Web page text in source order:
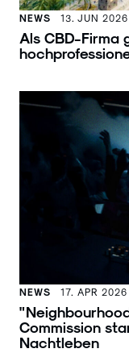
NEWS 13. JUN 2026
Als CBD-Firma
NEWS 17. APR 2026
Commission
Nachtleben